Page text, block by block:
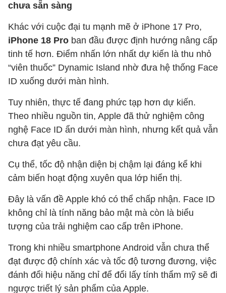
chưa sẵn sàng
Khác với cuộc đại tu mạnh mẽ ở iPhone 17 Pro,
iPhone 18 Pro ban đầu được định hướng nâng cấp
tinh tế hơn. Điểm nhấn lớn nhất dự kiến là thu nhỏ
“viên thuốc” Dynamic Island nhờ đưa hệ thống Face
ID xuống dưới màn hình.
Tuy nhiên, thực tế đang phức tạp hơn dự kiến.
Theo nhiều nguồn tin, Apple đã thử nghiệm công
nghệ Face ID ẩn dưới màn hình, nhưng kết quả vẫn
chưa đạt yêu cầu.
Cụ thể, tốc độ nhận diện bị chậm lại đáng kể khi
cảm biến hoạt động xuyên qua lớp hiển thị.
Đây là vấn đề Apple khó có thể chấp nhận. Face ID
không chỉ là tính năng bảo mật mà còn là biểu
tượng của trải nghiệm cao cấp trên iPhone.
Trong khi nhiều smartphone Android vẫn chưa thể
đạt được độ chính xác và tốc độ tương đương, việc
đánh đổi hiệu năng chỉ để đổi lấy tính thẩm mỹ sẽ đi
ngược triết lý sản phẩm của Apple.